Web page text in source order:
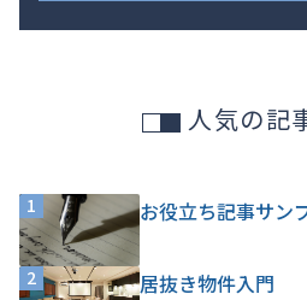
人気の記
1 お役立ち記事サン
2 居抜き物件入門